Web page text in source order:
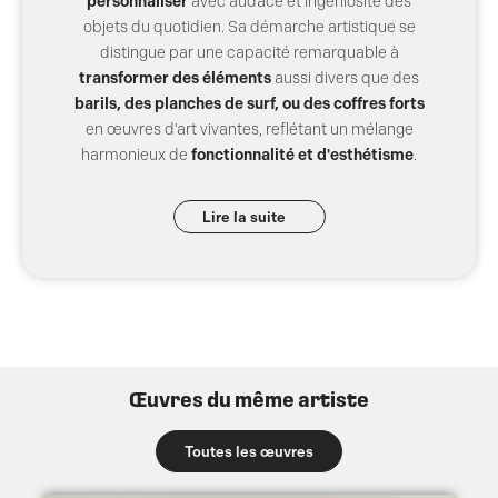
faisant ainsi écho à notre désir d’esthétique et de protection.
Son art nous rappelle que la beauté peut aussi être synonyme
de sécurité, et que notre quête d’excellence peut se traduire
par des pièces qui sont à la fois pratiques et esthétiquement
exquises.
objets du quotidien. Sa démarche artistique se
distingue par une capacité remarquable à
transformer des éléments aussi divers que des
barils, des planches de surf, ou des coffres forts
en œuvres d'art vivantes, reflétant un mélange
harmonieux de fonctionnalité et d'esthétisme.
Lire la suite
Œuvres du même artiste
Toutes les œuvres